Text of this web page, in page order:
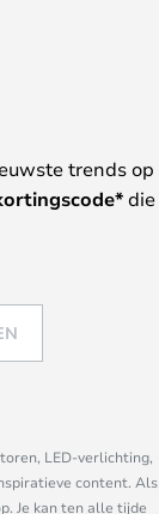
trends op
die
LED-verlichting,
content. Als
Je kan ten alle tijde